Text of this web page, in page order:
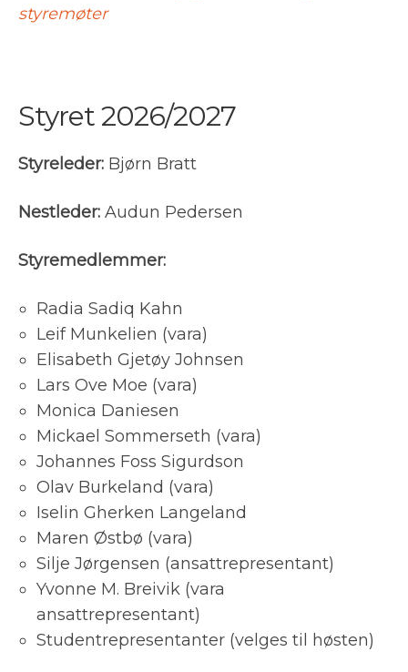
styremøter
Styret 2026/2027
Styreleder: Bjørn Bratt
Nestleder: Audun Pedersen
Styremedlemmer:
Radia Sadiq Kahn
Leif Munkelien (vara)
Elisabeth Gjetøy Johnsen
Lars Ove Moe (vara)
Monica Daniesen
Mickael Sommerseth (vara)
Johannes Foss Sigurdson
Olav Burkeland (vara)
Iselin Gherken Langeland
Maren Østbø (vara)
Silje Jørgensen (ansattrepresentant)
Yvonne M. Breivik (vara
ansattrepresentant)
Studentrepresentanter (velges til høsten)